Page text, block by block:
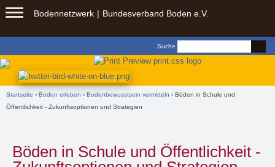
Springe zu:
Inhalt
Bodennetzwerk Bundesverband Boden e.V.
Suchformular
Suche
Sie sind hier
Startseite › Boden erleben › Bodenbewusstsein vermitteln › Böden in Schule und
Öffentlichkeit - Zukunftsoptionen und Strategien
Böden in Schule und Öffentlichkeit -